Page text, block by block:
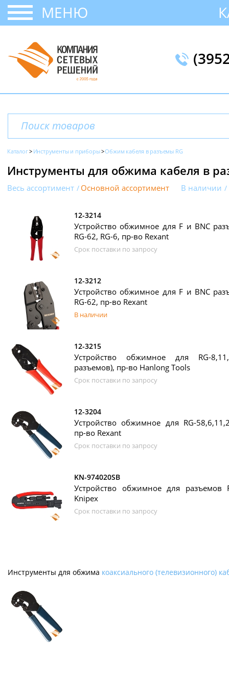
МЕНЮ
Каталог Инструменты и приборы Обжим кабеля в разъемы RG
Инструменты для обжима кабеля в
Весь ассортимент Основной ассортимент В наличии
12-3214
Устройство обжимное для F и BNC
RG-62, RG-6, пр-во Rexant
Срок поставки по запросу
12-3212
Устройство обжимное для F и BNC
RG-62, пр-во Rexant
В наличии
12-3215
Устройство обжимное для RG-
разъемов), пр-во Hanlong Tools
Срок поставки по запросу
12-3204
Устройство обжимное для RG-
пр-во Rexant
Срок поставки по запросу
KN-974020SB
Устройство обжимное для разъемов
Knipex
Срок поставки по запросу
Инструменты для обжима коаксиального (телевизионного)